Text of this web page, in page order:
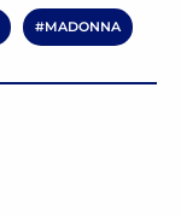
MADONNA